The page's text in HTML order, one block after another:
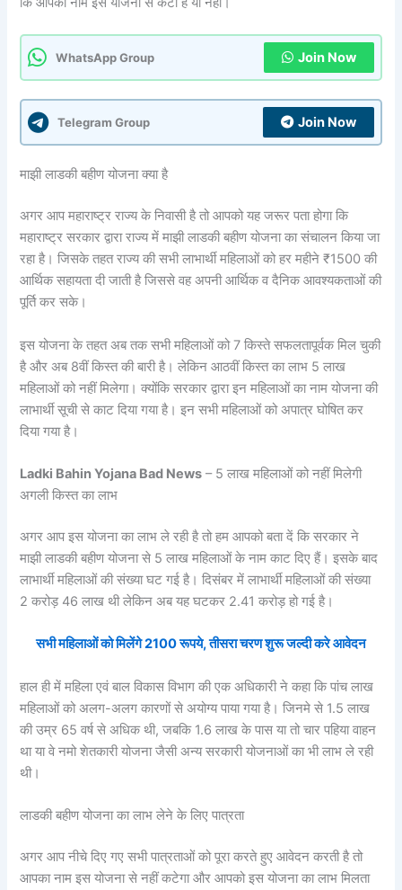
WhatsApp Group Join Now
Telegram Group Join Now
माझी लाडकी बहीण योजना क्या है
अगर आप महाराष्ट्र राज्य के निवासी है तो आपको यह जरूर पता होगा कि
महाराष्ट्र सरकार द्वारा राज्य में माझी लाडकी बहीण योजना का संचालन किया जा
रहा है। जिसके तहत राज्य की सभी लाभार्थी महिलाओं को हर महीने ₹1500 की
आर्थिक सहायता दी जाती है जिससे वह अपनी आर्थिक व दैनिक आवश्यकताओं की
पूर्ति कर सके।
इस योजना के तहत अब तक सभी महिलाओं को 7 किस्ते सफलतापूर्वक मिल चुकी
है और अब 8वीं किस्त की बारी है। लेकिन आठवीं किस्त का लाभ 5 लाख
महिलाओं को नहीं मिलेगा। क्योंकि सरकार द्वारा इन महिलाओं का नाम योजना की
लाभार्थी सूची से काट दिया गया है। इन सभी महिलाओं को अपात्र घोषित कर
दिया गया है।
Ladki Bahin Yojana Bad News – 5 लाख महिलाओं को नहीं मिलेगी
अगली किस्त का लाभ
अगर आप इस योजना का लाभ ले रही है तो हम आपको बता दें कि सरकार ने
माझी लाडकी बहीण योजना से 5 लाख महिलाओं के नाम काट दिए हैं। इसके बाद
लाभार्थी महिलाओं की संख्या घट गई है। दिसंबर में लाभार्थी महिलाओं की संख्या
2 करोड़ 46 लाख थी लेकिन अब यह घटकर 2.41 करोड़ हो गई है।
सभी महिलाओं को मिलेंगे 2100 रूपये, तीसरा चरण शुरू जल्दी करे आवेदन
हाल ही में महिला एवं बाल विकास विभाग की एक अधिकारी ने कहा कि पांच लाख
महिलाओं को अलग-अलग कारणों से अयोग्य पाया गया है। जिनमे से 1.5 लाख
की उम्र 65 वर्ष से अधिक थी, जबकि 1.6 लाख के पास या तो चार पहिया वाहन
था या वे नमो शेतकारी योजना जैसी अन्य सरकारी योजनाओं का भी लाभ ले रही
थी।
लाडकी बहीण योजना का लाभ लेने के लिए पात्रता
अगर आप नीचे दिए गए सभी पात्रताओं को पूरा करते हुए आवेदन करती है तो
आपका नाम इस योजना से नहीं कटेगा और आपको इस योजना का लाभ मिलता